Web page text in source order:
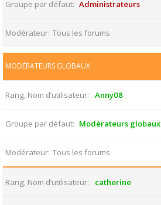
Groupe par défaut Administrateurs
Modérateur Tous les forums
MODÉRATEURS GLOBAUX
Rang, Nom d’utilisateur Anny08
Groupe par défaut Modérateurs globaux
Modérateur Tous les forums
Rang, Nom d’utilisateur catherine